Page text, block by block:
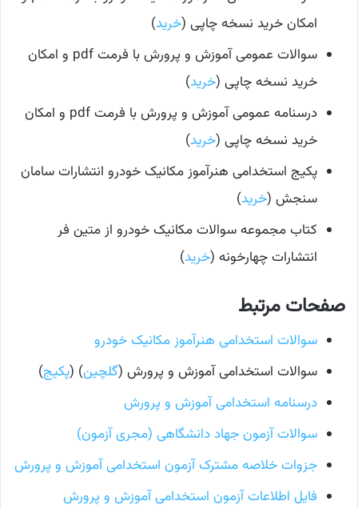
امکان خرید نسخه چاپی (خرید)
سوالات عمومی آموزش و پرورش با فرمت pdf و امکان
خرید نسخه چاپی (خرید)
درسنامه عمومی آموزش و پرورش با فرمت pdf و امکان
خرید نسخه چاپی (خرید)
پکیج استخدامی هنرآموز مکانیک خودرو انتشارات سامان
سنجش (خرید)
کتاب مجموعه سوالات مکانیک خودرو از متین فر
انتشارات چهارخونه (خرید)
صفحات مرتبط
سوالات استخدامی هنرآموز مکانیک خودرو
سوالات استخدامی آموزش و پرورش (گلچین) (پکیج)
درسنامه استخدامی آموزش و پرورش
سوالات آزمون جهاد دانشگاهی (مجری آزمون)
جزوات خلاصه مشترک آزمون استخدامی آموزش و پرورش
فایل اطلاعات آزمون استخدامی آموزش و پرورش